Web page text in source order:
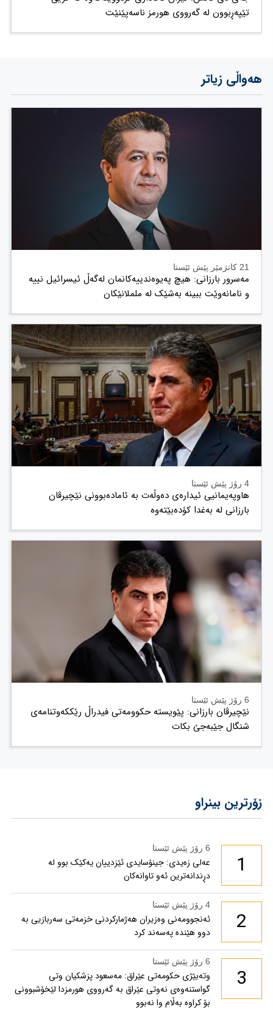
تێپەڕبوون لە گەرووی هورمز ناسەپێنێت
هەواڵی زیاتر
21 کاتژمێر پێش ئێستا
مەسرور بارزانی: هیچ پەیوەندییەکانمان لەگەڵ ئیسرائیل نییە
و نامانەوێت ببینە بەشێک لە ململانێکان
4 رۆژ پێش ئێستا
هاوپەیمانیی ئیدارەی دەوڵەت بە ئامادەبوونی نێچیرڤان
بارزانی لە بەغدا کۆدەبێتەوە
6 رۆژ پێش ئێستا
نێچیرڤان بارزانی: پێویستە حکوومەتی فیدراڵ رێککەوتنامەی
شنگال جێبەجێ بکات
زۆرترین بینراو
1
6 رۆژ پێش ئێستا
عەلی زەیدی: جینۆسایدی ئێزدییان یەکێک بوو لە
دڕندانەترین ئەو تاوانەکان
2
4 رۆژ پێش ئێستا
ئەنجوومەنی وەزیران هەژمارکردنی خزمەتی سەربازیی بە
دوو هێندە پەسەند کرد
3
6 رۆژ پێش ئێستا
وتەبێژی حکومەتی عێراق: مەسعود پزشكیان وتی
گواستنەوەی نەوتی عێراق بە گەرووی هورمزدا لێخۆشبوونی
بۆ كراوە بەڵام وا نەبوو